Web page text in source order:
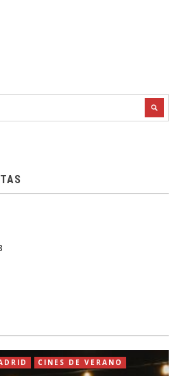
CINES DE VERANO